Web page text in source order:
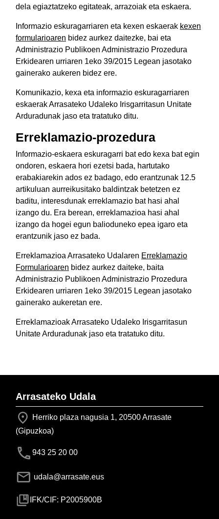
dela egiaztatzeko egitateak, arrazoiak eta eskaera.
Informazio eskuragarriaren eta kexen eskaerak kexen
formularioaren bidez aurkez daitezke, bai eta
Administrazio Publikoen Administrazio Prozedura
Erkidearen urriaren 1eko 39/2015 Legean jasotako
gainerako aukeren bidez ere.
Komunikazio, kexa eta informazio eskuragarriaren
eskaerak Arrasateko Udaleko Irisgarritasun Unitate
Arduradunak jaso eta tratatuko ditu.
Erreklamazio-prozedura
Informazio-eskaera eskuragarri bat edo kexa bat egin
ondoren, eskaera hori ezetsi bada, hartutako
erabakiarekin ados ez badago, edo erantzunak 12.5
artikuluan aurreikusitako baldintzak betetzen ez
baditu, interesdunak erreklamazio bat hasi ahal
izango du. Era berean, erreklamazioa hasi ahal
izango da hogei egun balioduneko epea igaro eta
erantzunik jaso ez bada.
Erreklamazioa Arrasateko Udalaren Erreklamazio
Formularioaren bidez aurkez daiteke, baita
Administrazio Publikoen Administrazio Prozedura
Erkidearen urriaren 1eko 39/2015 Legean jasotako
gainerako aukeretan ere.
Erreklamazioak Arrasateko Udaleko Irisgarritasun
Unitate Arduradunak jaso eta tratatuko ditu.
Arrasateko Udala
Herriko plaza nagusia 1, 20500 Arrasate
(Gipuzkoa)
943 25 20 00
udala@arrasate.eus
IFK/CIF: P2005900B